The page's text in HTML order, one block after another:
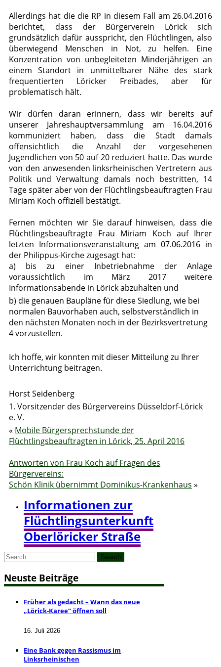
Allerdings hat die die RP in diesem Fall am 26.04.2016
berichtet, dass der Bürgerverein Lörick sich
grundsätzlich dafür ausspricht, den Flüchtlingen, also
überwiegend Menschen in Not, zu helfen. Eine
Konzentration von unbegleiteten Minderjährigen an
einem Standort in unmittelbarer Nähe des stark
frequentierten Löricker Freibades, aber für
problematisch hält.
Wir dürfen daran erinnern, dass wir bereits auf
unserer Jahreshauptversammlung am 16.04.2016
kommuniziert haben, dass die Stadt damals
offensichtlich die Anzahl der vorgesehenen
Jugendlichen von 50 auf 20 reduziert hatte. Das wurde
von den anwesenden linksrheinischen Vertretern aus
Politik und Verwaltung damals noch bestritten, 14
Tage später aber von der Flüchtlingsbeauftragten Frau
Miriam Koch offiziell bestätigt.
Fernen möchten wir Sie darauf hinweisen, dass die
Flüchtlingsbeauftragte Frau Miriam Koch auf Ihrer
letzten Informationsveranstaltung am 07.06.2016 in
der Philippus-Kirche zugesagt hat:
a) bis zu einer Inbetriebnahme der Anlage
voraussichtlich im März 2017 weitere
Informationsabende in Lörick abzuhalten und
b) die genauen Baupläne für diese Siedlung, wie bei
normalen Bauvorhaben auch, selbstverständlich in
den nächsten Monaten noch in der Bezirksvertretung
4 vorzustellen.
Ich hoffe, wir konnten mit dieser Mitteilung zu Ihrer
Unterrichtung beitragen.
Horst Seidenberg
1. Vorsitzender des Bürgervereins Düsseldorf-Lörick
e. V.
« Mobile Bürgersprechstunde der
Flüchtlingsbeauftragten in Lörick, 25. April 2016
Antworten von Frau Koch auf Fragen des
Bürgervereins:
Schön Klinik übernimmt Dominikus-Krankenhaus »
Informationen zur
Flüchtlingsunterkunft
Oberlöricker Straße
Search
Neuste Beiträge
Früher als gedacht – Wann das neue
„Lörick-Karee“ öffnen soll
16. Juli 2026
Eine Bank gegen Rassismus im
Linksrheinischen